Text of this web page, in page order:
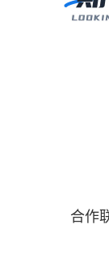
合作